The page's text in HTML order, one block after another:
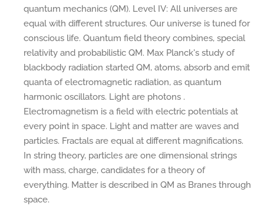
quantum mechanics (QM). Level IV: All universes are
equal with different structures. Our universe is tuned for
conscious life. Quantum field theory combines, special
relativity and probabilistic QM. Max Planck's study of
blackbody radiation started QM, atoms, absorb and emit
quanta of electromagnetic radiation, as quantum
harmonic oscillators. Light are photons .
Electromagnetism is a field with electric potentials at
every point in space. Light and matter are waves and
particles. Fractals are equal at different magnifications.
In string theory, particles are one dimensional strings
with mass, charge, candidates for a theory of
everything. Matter is described in QM as Branes through
space.